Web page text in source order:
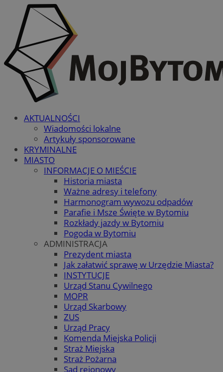
AKTUALNOŚCI
Wiadomości lokalne
Artykuły sponsorowane
KRYMINALNE
MIASTO
INFORMACJE O MIEŚCIE
Historia miasta
Ważne adresy i telefony
Harmonogram wywozu odpadów
Parafie i Msze Święte w Bytomiu
Rozkłady jazdy w Bytomiu
Pogoda w Bytomiu
ADMINISTRACJA
Prezydent miasta
Jak załatwić sprawę w Urzędzie Miasta?
INSTYTUCJE
Urząd Stanu Cywilnego
MOPR
Urząd Skarbowy
ZUS
Urząd Pracy
Komenda Miejska Policji
Straż Miejska
Straż Pożarna
Sąd rejonowy